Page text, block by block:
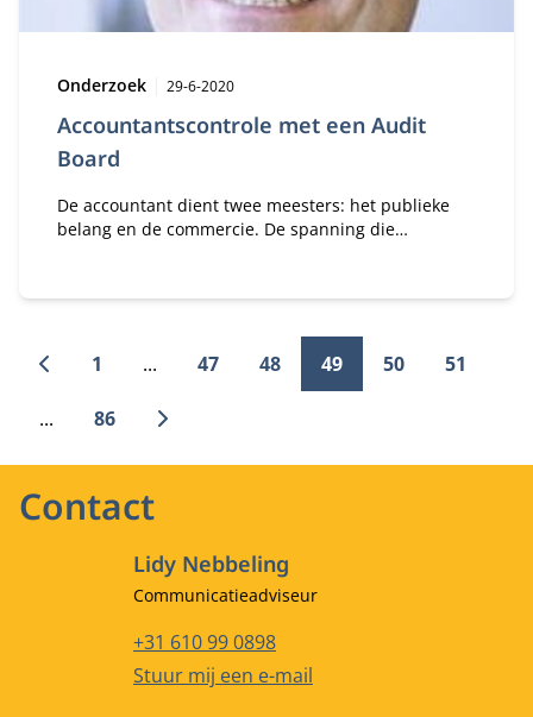
Accountantscontrole met een Audit
Board
Type:
Onderzoek Publicatiedatum:
29-6-2020
De accountant dient twee meesters: het publieke
belang en de commercie. De spanning die
1 ... 47 48 49 50 51
... 86
Contact
Lidy Nebbeling
Functietitel
Communicatieadviseur
Telefoonnummer
+31 610 99 0898
E-mailadres
Stuur mij een e-mail